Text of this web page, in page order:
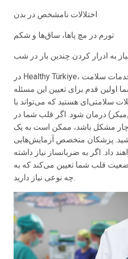
اختلالات نامشخص در بدن
تورم در مچ پاها، ساق‌ها و شکم
به ادرار کردن چندین بار در شب
در Healthy Türkiye، صحبت با ارائه‌دهنده خدمات سلامت
اولین قدم برای تعیین این مسئله
سلامتی‌ای هستید که می‌تواند با
درمان شود. اگر قلب شما در
مشکل باشد، ممکن است به یک
پزشکان متخصص آزمایش‌هایی
داد. اگر به ضربانساز نیاز داشته
قلب شما تعیین می‌کند که به
چه نوعی نیاز دارید.